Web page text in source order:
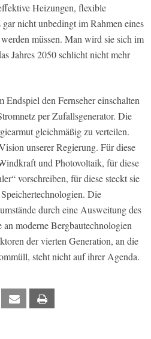
Heizungen, flexible
gar nicht unbedingt im Rahmen eines
müssen. Man wird sie sich im
Jahres 2050 schlicht nicht mehr
den Fernseher einschalten
per Zufallsgenerator. Die
gleichmäßig zu verteilen.
unserer Regierung. Für diese
und Photovoltaik, für diese
vorschreiben, für diese steckt sie
Die
durch eine Ausweitung des
an moderne Bergbautechnologien
der vierten Generation, an die
steht nicht auf ihrer Agenda.
Xing Email